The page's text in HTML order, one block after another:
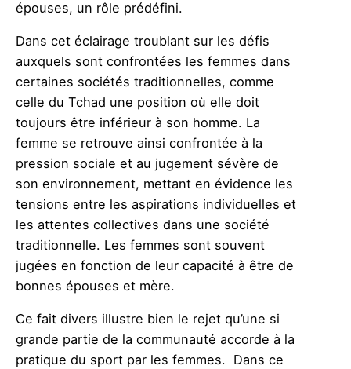
épouses, un rôle prédéfini.
Dans cet éclairage troublant sur les défis
auxquels sont confrontées les femmes dans
certaines sociétés traditionnelles, comme
celle du Tchad une position où elle doit
toujours être inférieur à son homme. La
femme se retrouve ainsi confrontée à la
pression sociale et au jugement sévère de
son environnement, mettant en évidence les
tensions entre les aspirations individuelles et
les attentes collectives dans une société
traditionnelle. Les femmes sont souvent
jugées en fonction de leur capacité à être de
bonnes épouses et mère.
Ce fait divers illustre bien le rejet qu’une si
grande partie de la communauté accorde à la
pratique du sport par les femmes. Dans ce